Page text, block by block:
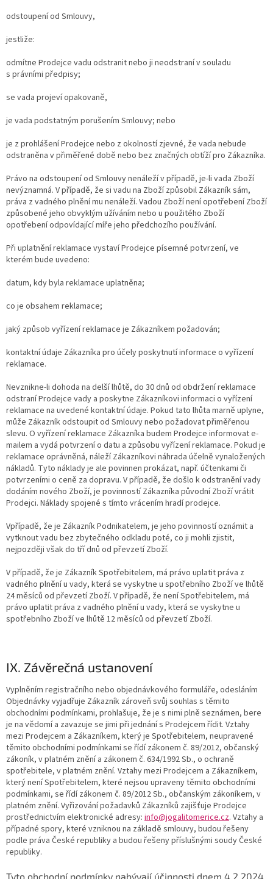
odstoupení od Smlouvy,
jestliže:
odmítne Prodejce vadu odstranit nebo ji neodstraní v souladu
s právními předpisy;
se vada projeví opakovaně,
je vada podstatným porušením Smlouvy; nebo
je z prohlášení Prodejce nebo z okolností zjevné, že vada nebude
odstraněna v přiměřené době nebo bez značných obtíží pro Zákazníka.
Právo na odstoupení od Smlouvy nenáleží v případě, je-li vada Zboží
nevýznamná. V případě, že si vadu na Zboží způsobil Zákazník sám,
práva z vadného plnění mu nenáleží. Vadou Zboží není opotřebení Zboží
způsobené jeho obvyklým užíváním nebo u použitého Zboží
opotřebení odpovídající míře jeho předchozího používání.
Při uplatnění reklamace vystaví Prodejce písemné potvrzení, ve
kterém bude uvedeno:
datum, kdy byla reklamace uplatněna;
co je obsahem reklamace;
jaký způsob vyřízení reklamace je Zákazníkem požadován;
kontaktní údaje Zákazníka pro účely poskytnutí informace o vyřízení
reklamace.
Nevznikne-li dohoda na delší lhůtě, do 30 dnů od obdržení reklamace
odstraní Prodejce vady a poskytne Zákazníkovi informaci o vyřízení
reklamace na uvedené kontaktní údaje. Pokud tato lhůta marně uplyne,
může Zákazník odstoupit od Smlouvy nebo požadovat přiměřenou
slevu. O vyřízení reklamace Zákazníka budem Prodejce informovat e-
mailem a vydá potvrzení o datu a způsobu vyřízení reklamace. Pokud je
reklamace oprávněná, náleží Zákazníkovi náhrada účelně vynaložených
nákladů. Tyto náklady je ale povinnen prokázat, např. účtenkami či
potvrzeními o ceně za dopravu. V případě, že došlo k odstranění vady
dodáním nového Zboží, je povinností Zákazníka původní Zboží vrátit
Prodejci. Náklady spojené s tímto vrácením hradí prodejce.
Vpřípadě, že je Zákazník Podnikatelem, je jeho povinností oznámit a
vytknout vadu bez zbytečného odkladu poté, co ji mohli zjistit,
nejpozději však do tří dnů od převzetí Zboží.
V případě, že je Zákazník Spotřebitelem, má právo uplatit práva z
vadného plnění u vady, která se vyskytne u spotřebního Zboží ve lhůtě
24 měsíců od převzetí Zboží. V případě, že není Spotřebitelem, má
právo uplatit práva z vadného plnění u vady, která se vyskytne u
spotřebního Zboží ve lhůtě 12 měsíců od převzetí Zboží.
IX. Závěrečná ustanovení
Vyplněním registračního nebo objednávkového formuláře, odesláním
Objednávky vyjadřuje Zákazník zároveň svůj souhlas s těmito
obchodními podmínkami, prohlašuje, že je s nimi plně seznámen, bere
je na vědomí a zavazuje se jimi při jednání s Prodejcem řídit. Vztahy
mezi Prodejcem a Zákazníkem, který je Spotřebitelem, neupravené
těmito obchodními podmínkami se řídí zákonem č. 89/2012, občanský
zákoník, v platném znění a zákonem č. 634/1992 Sb., o ochraně
spotřebitele, v platném znění. Vztahy mezi Prodejcem a Zákazníkem,
který není Spotřebitelem, které nejsou upraveny těmito obchodními
podmínkami, se řídí zákonem č. 89/2012 Sb., občanským zákoníkem, v
platném znění. Vyřizování požadavků Zákazníků zajišťuje Prodejce
prostřednictvím elektronické adresy: info@jogalitomerice.cz. Vztahy a
případné spory, které vzniknou na základě smlouvy, budou řešeny
podle práva České republiky a budou řešeny příslušnými soudy České
republiky.
Tyto obchodní podmínky nabývají účinnosti dnem 4.2.2024.